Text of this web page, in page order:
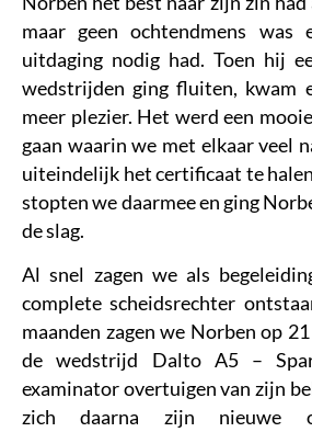
maar geen ochtendmens was
uitdaging nodig had. Toen hij
wedstrijden ging fluiten, kwam
meer plezier. Het werd een
gaan waarin we met elkaar veel
uiteindelijk het certificaat te
stopten we daarmee en ging
de slag.
Al snel zagen we als
complete scheidsrechter
maanden zagen we Norben op
de wedstrijd Dalto A5 –
examinator overtuigen van zijn
zich daarna zijn nieuwe